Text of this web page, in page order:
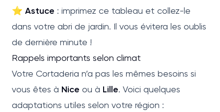
⭐ Astuce : imprimez ce tableau et collez-le
dans votre abri de jardin. Il vous évitera les oublis
de dernière minute !
Rappels importants selon climat
Votre Cortaderia n’a pas les mêmes besoins si
vous êtes à Nice ou à Lille. Voici quelques
adaptations utiles selon votre région :